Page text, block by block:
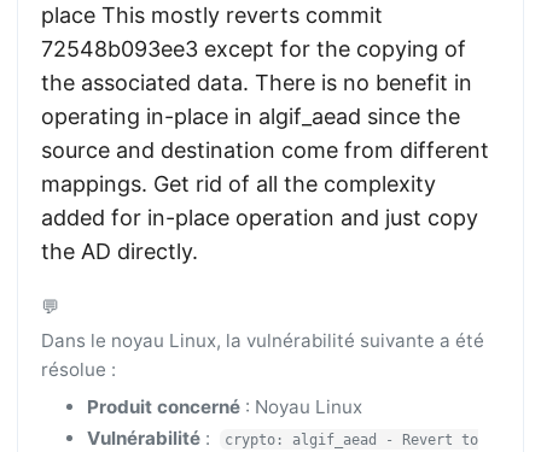
place This mostly reverts commit
72548b093ee3 except for the copying of
the associated data. There is no benefit in
operating in-place in algif_aead since the
source and destination come from different
mappings. Get rid of all the complexity
added for in-place operation and just copy
the AD directly.
💬
Dans le noyau Linux, la vulnérabilité suivante a été
résolue :
Produit concerné: Noyau Linux
Vulnérabilité:
crypto: algif_aead - Revert to